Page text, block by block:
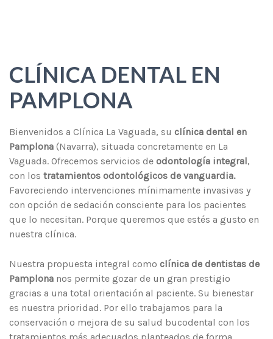
CLÍNICA DENTAL EN
PAMPLONA
Bienvenidos a Clínica La Vaguada, su
clínica dental en
Pamplona (Navarra), situada concretamente en La
Vaguada. Ofrecemos servicios de
odontología integral
con los tratamientos odontológicos de vanguardia.
Favoreciendo intervenciones mínimamente invasivas y
con opción de sedación consciente para los pacientes
que lo necesitan. Porque queremos que estés a gusto en
nuestra clínica.
Nuestra propuesta integral como
clínica de dentistas de
Pamplona
nos permite gozar de un gran prestigio
gracias a una total orientación al paciente. Su bienestar
es nuestra prioridad. Por ello trabajamos para la
conservación o mejora de su salud bucodental con los
tratamientos más adecuados planteados de forma